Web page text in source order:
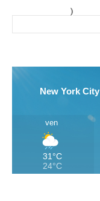
)
New York City
ven
31°C
24°C